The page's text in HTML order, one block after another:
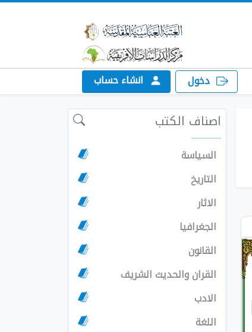
دخول انشاء حساب
اصناف الكتب
السياسة
التاريخ
الاثار
الجغرافيا
القانون
القران والحديث الشريف
الادب
اللغة